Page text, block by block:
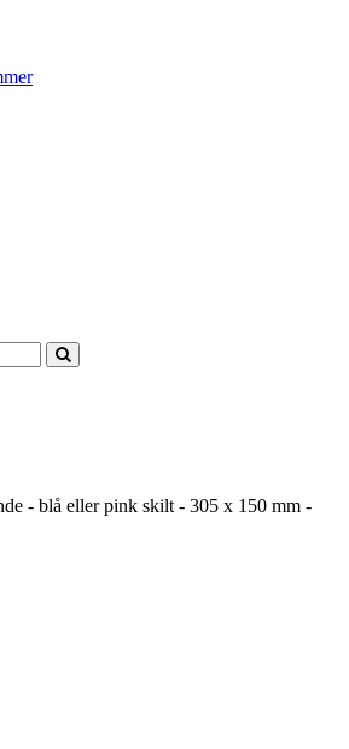
- blå eller pink skilt - 305 x 150 mm -